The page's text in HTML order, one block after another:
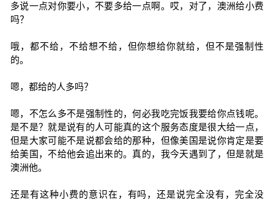
多说一点对你要小，不要多给一点啊。哎，对了，澳洲给小费
吗？
哦，都不给，不给想不给，但你想给你就给，但不是强制性
的。
嗯，都给的人多吗？
嗯，不怎么多不是强制性的，何必我吃完饭我要给你点钱呢。
是不是？就是说有的人可能真的这个服务态度是很大给一点，
但是大家可能不是说都会给的那种，但像美国是说你肯定是要
给美国，不给他会追出来的。真的，我今天遇到了，但是就是
澳洲他。
还是有这种小费的意识在，有吗，还是说完全没有，完全没